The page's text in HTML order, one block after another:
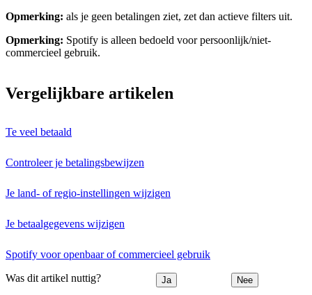
Opmerking: als je geen betalingen ziet, zet dan actieve filters uit.
Opmerking: Spotify is alleen bedoeld voor persoonlijk/niet-
commercieel gebruik.
Vergelijkbare artikelen
Te veel betaald
Controleer je betalingsbewijzen
Je land- of regio-instellingen wijzigen
Je betaalgegevens wijzigen
Spotify voor openbaar of commercieel gebruik
Was dit artikel nuttig? Ja Nee